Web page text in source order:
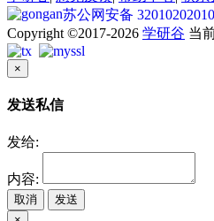
苏公网安备
Copyright ©2017-2026 学研谷 当
×
发送私信
发给:
内容:
取消
发送